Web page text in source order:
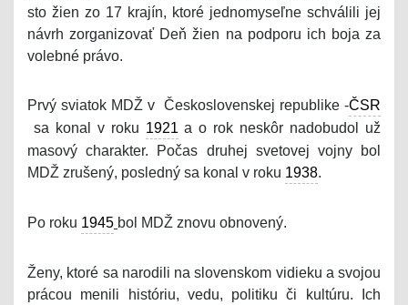
sto žien zo 17 krajín, ktoré jednomyseľne schválili jej
návrh zorganizovať Deň žien na podporu ich boja za
volebné právo.
Prvý sviatok MDŽ v Československej republike -ČSR
sa konal v roku 1921 a o rok neskôr nadobudol už
masový charakter. Počas druhej svetovej vojny bol
MDŽ zrušený, posledný sa konal v roku 1938.
Po roku 1945 bol MDŽ znovu obnovený.
Ženy, ktoré sa narodili na slovenskom vidieku a svojou
prácou menili históriu, vedu, politiku či kultúru. Ich